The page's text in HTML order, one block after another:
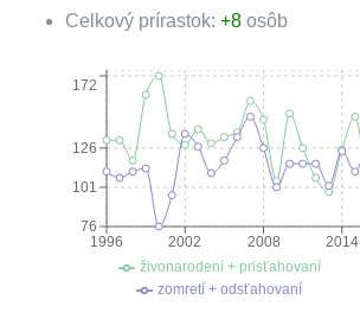
Celkový prírastok: +8 osôb
1996 2002 2008 2014
76
101
126
172
živonarodení + prisťahovaní
zomretí + odsťahovaní